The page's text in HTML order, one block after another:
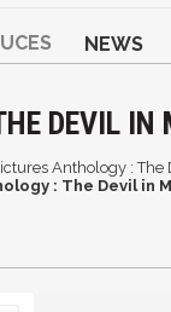
NEWS
DEVIL IN
Anthology : The
: The Devil in